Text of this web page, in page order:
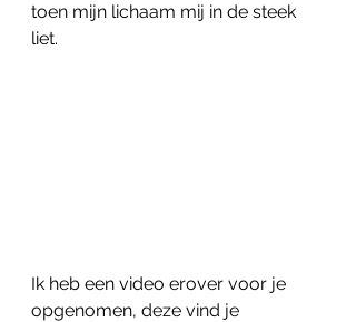
toen mijn lichaam mij in de steek
liet.
Ik heb een video erover voor je
opgenomen, deze vind je